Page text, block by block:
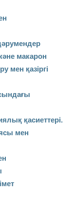
макарон
мен қазіргі
қасиеттері.
мен